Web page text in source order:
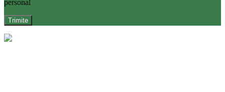
personal